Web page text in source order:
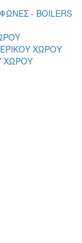
- BOILERS
ΧΩΡΟΥ
ΧΩΡΟΥ